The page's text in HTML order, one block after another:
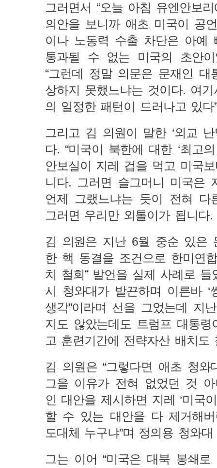
그러면서 “오늘 아침 유엔안보
의안을 보니까 애초 미국이 공
이나 노동력 수출 차단은 아예
통과될 수 없는 미국의 초안이
“그런데 정말 의문은 문재인
상하지 못했느냐는 것이다. 여
의 일정한 패턴이 드러나고 있다
그리고 김 의원이 말한 ‘외교
다. “미국이 북한에 대한 ‘최고
안보실이 지레 겁을 먹고 미국
니다. 그러면 슬그머니 미국은
언제 그랬느냐는 듯이 전혀 다
그러면 우리만 외톨이가 됩니다
김 의원은 지난 6월 중순 있은
한 핵 동결을 조건으로 한미연
치 철회” 발언을 실제 사례로
시 청와대가 발끈하며 이른바 ‘
생각”이라며 선을 그었는데 지
지도 않았는데도 트럼프 대통
고 훈련기간에 전략자산 배치도
김 의원은 “그렇다면 애초 청
그을 이유가 전혀 없었던 것
인 대안을 제시하면 지레 ‘미국
할 수 있는 대안을 다 제거해
도대체 누구냐”며 정의용 청와
그는 이어 “미국은 대북 봉쇄